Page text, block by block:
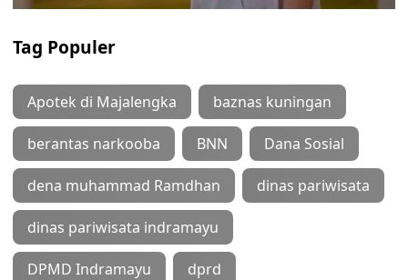
Tag Populer
Apotek di Majalengka baznas kuningan
berantas narkooba BNN Dana Sosial
dena muhammad Ramdhan dinas pariwisata
dinas pariwisata indramayu
DPMD Indramayu dprd